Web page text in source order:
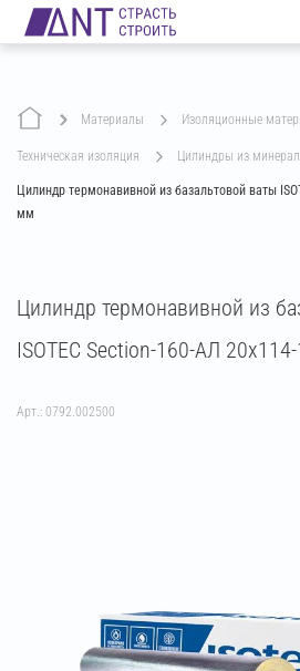
Материалы изоляционные
техническая изоляция цилиндры из
Цилиндр термонавивной из базальтовой ваты
мм
Цилиндр термонавивной из
ISOTEC Section-160-АЛ
Арт.: 0792.002500